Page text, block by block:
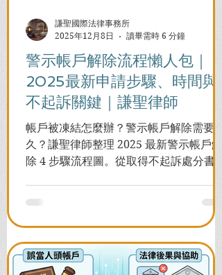
警示帳戶解除流程懶人包｜
2025最新申請步驟、時間與
不起訴關鍵｜謙聖律師
帳戶被凍結怎麼辦？警示帳戶解除需要多
久？謙聖律師整理 2025 最新警示帳戶解
除 4 步驟流程圖。從取得不起訴處分書到
謙聖國際法律事務所
2025年12月8日
讀畢需時 6 分鐘